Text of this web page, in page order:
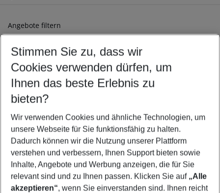
Angebote filtern
Ändern Sie Ihre Kriterien nach Ihren Wünschen
Abflughafen wählen
Beliebiger Abflughafen
Reisezeitraum wählen
08.08.26– 06.08.27 5-8 Nächte
2 Erwachsene Keine Kinder
Mehr Filter anzeigen
Stimmen Sie zu, dass wir
Cookies verwenden dürfen, um
Ihnen das beste Erlebnis zu
bieten?
Wir verwenden Cookies und ähnliche Technologien, um
unsere Webseite für Sie funktionsfähig zu halten.
Dadurch können wir die Nutzung unserer Plattform
verstehen und verbessern, Ihnen Support bieten sowie
Inhalte, Angebote und Werbung anzeigen, die für Sie
relevant sind und zu Ihnen passen. Klicken Sie auf „Alle
akzeptieren“, wenn Sie einverstanden sind. Ihnen reicht